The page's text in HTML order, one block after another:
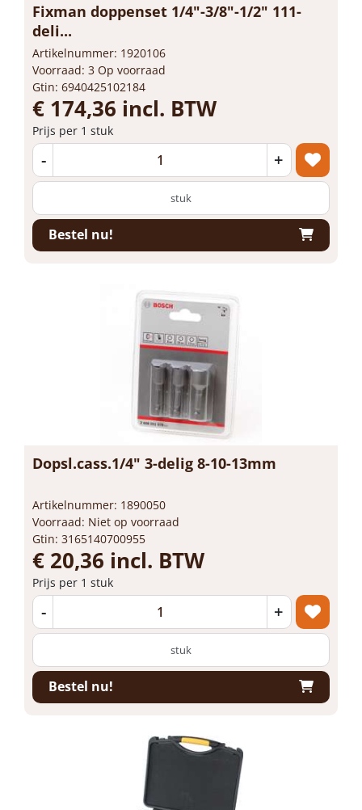
Fixman doppenset 1/4"-3/8"-1/2" 111-
deli...
Artikelnummer: 1920106
Voorraad: 3 Op voorraad
Gtin: 6940425102184
€ 174,36 incl. BTW
Prijs per 1 stuk
- +
stuk
Bestel nu!
Dopsl.cass.1/4" 3-delig 8-10-13mm
Artikelnummer: 1890050
Voorraad: Niet op voorraad
Gtin: 3165140700955
€ 20,36 incl. BTW
Prijs per 1 stuk
- +
stuk
Bestel nu!